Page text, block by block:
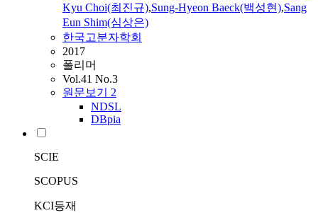
Kyu Choi(최진규),Sung-Hyeon Baeck(백성현),Sang
Eun Shim(심상은)
한국고분자학회
2017
폴리머
Vol.41 No.3
원문보기 2
NDSL
DBpia
SCIE
SCOPUS
KCI등재